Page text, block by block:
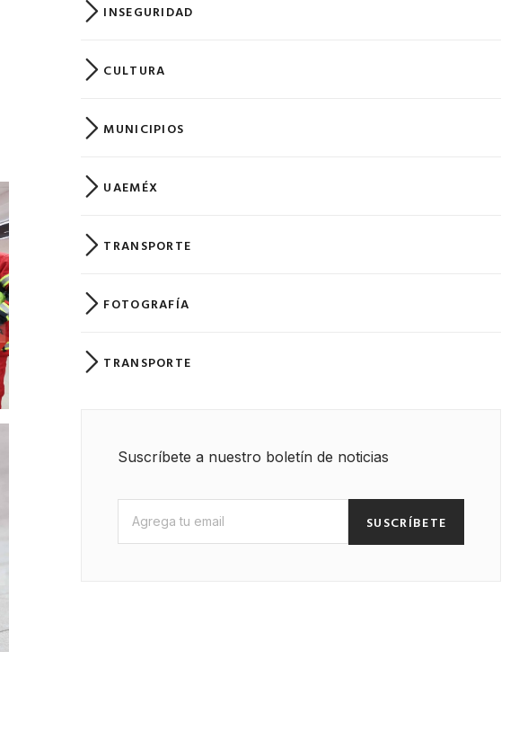
INSEGURIDAD
CULTURA
MUNICIPIOS
UAEMÉX
TRANSPORTE
FOTOGRAFÍA
TRANSPORTE
Suscríbete a nuestro boletín de noticias
SUSCRÍBETE